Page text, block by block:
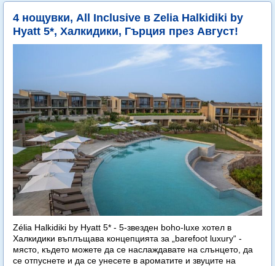
4 нощувки, All Inclusive в Zelia Halkidiki by
Hyatt 5*, Халкидики, Гърция през Август!
Zélia Halkidiki by Hyatt 5* - 5-звезден boho-luxe хотел в
Халкидики въплъщава концепцията за „barefoot luxury“ -
място, където можете да се наслаждавате на слънцето, да
се отпуснете и да се унесете в ароматите и звуците на